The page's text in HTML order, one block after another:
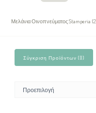
Μελάνια Οινοπνεύματος Stamperia
Σύγκριση Προϊόντων (0)